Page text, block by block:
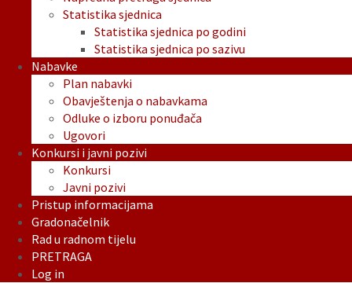
Statistika sjednica
Statistika sjednica po godini
Statistika sjednica po sazivu
Nabavke
Plan nabavki
Obavještenja o nabavkama
Odluke o izboru ponuđača
Ugovori
Konkursi i javni pozivi
Konkursi
Javni pozivi
Pristup informacijama
Gradonačelnik
Rad u radnom tijelu
PRETRAGA
Log in